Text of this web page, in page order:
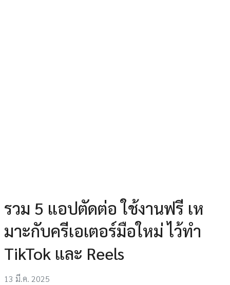
รวม 5 แอปตัดต่อ ใช้งานฟรี เห
มาะกับครีเอเตอร์มือใหม่ ไว้ทำ
TikTok และ Reels
13 มี.ค. 2025